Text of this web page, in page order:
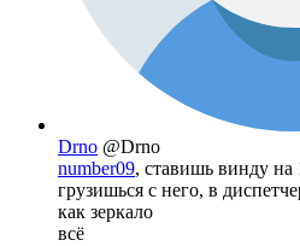
Drno @Drno
number09, ставишь винду на
грузишься с него, в
как зеркало
всё